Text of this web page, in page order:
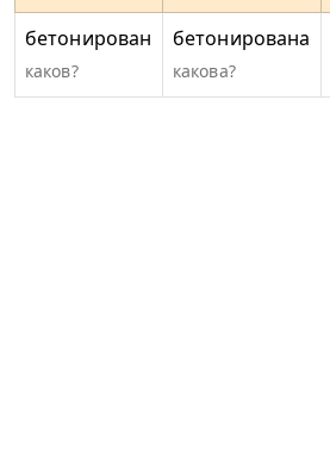
бетонирован
каков?
бетонирована
какова?